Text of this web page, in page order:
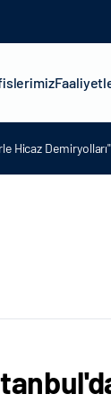
Hicaz